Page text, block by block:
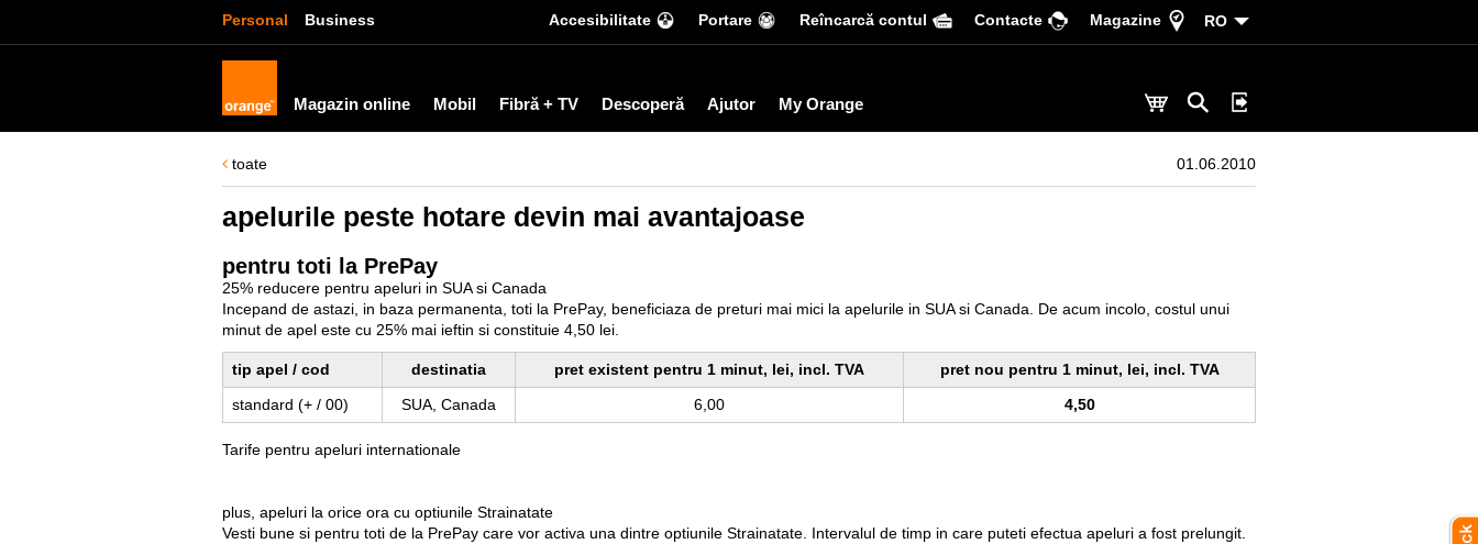
Personal Business Accesibilitate Portare Reîncarcă contul Сontacte Magazine RO
Magazin online Mobil Fibră + TV Descoperă Ajutor My Orange
toate 01.06.2010
apelurile peste hotare devin mai avantajoase
pentru toti la PrePay
25% reducere pentru apeluri in SUA si Canada
Incepand de astazi, in baza permanenta, toti la PrePay, beneficiaza de preturi mai mici la apelurile in SUA si Canada. De acum incolo, costul unui
minut de apel este cu 25% mai ieftin si constituie 4,50 lei.
tip apel / cod destinatia pret existent pentru 1 minut, lei, incl. TVA
pret nou pentru 1 minut, lei, incl. TVA
standard (+ / 00)
SUA, Canada 6,00 4,50
Tarife pentru apeluri internationale
plus, apeluri la orice ora cu optiunile Strainatate
Vesti bune si pentru toti de la PrePay care vor activa una dintre optiunile Strainatate . Intervalul de timp in care puteti efectua apeluri a fost prelungit.